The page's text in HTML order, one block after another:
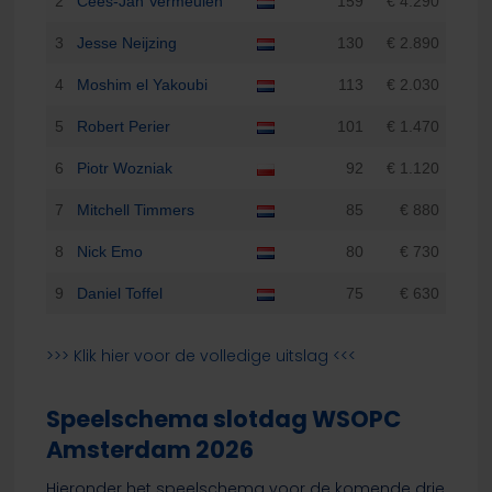
3 Jesse Neijzing 130 € 2.890
4 Moshim el Yakoubi 113 € 2.030
5 Robert Perier 101 € 1.470
6 Piotr Wozniak 92 € 1.120
7 Mitchell Timmers 85 € 880
8 Nick Emo 80 € 730
9 Daniel Toffel 75 € 630
>>> Klik hier voor de volledige uitslag <<<
Speelschema slotdag WSOPC
Amsterdam 2026